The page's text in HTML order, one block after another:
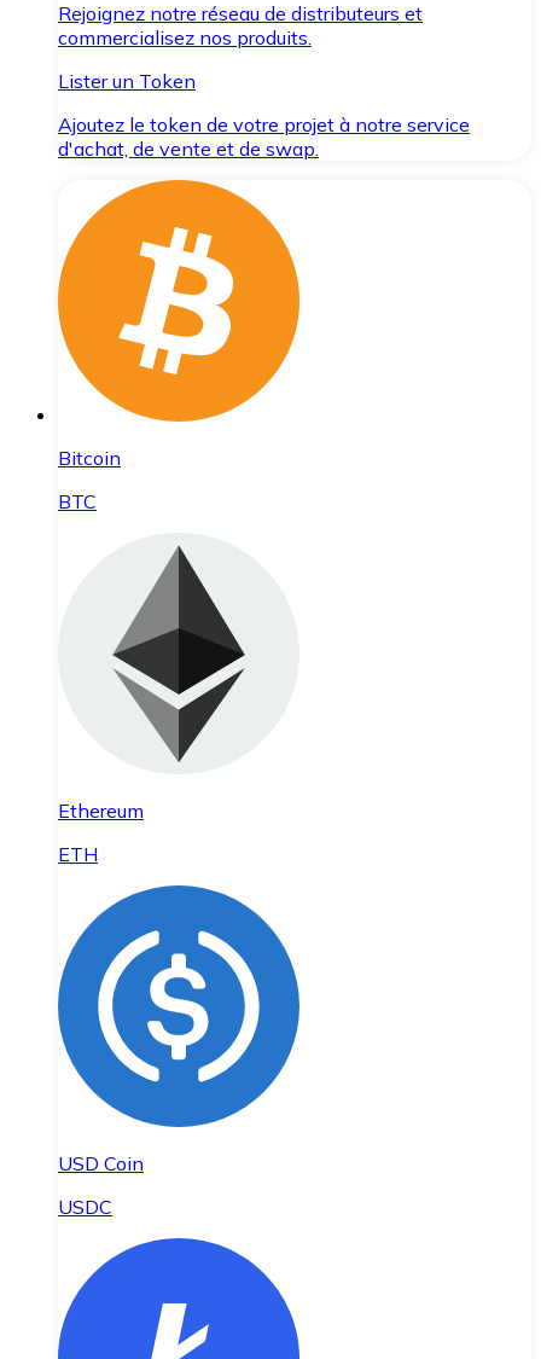
Rejoignez notre réseau de distributeurs et
commercialisez nos produits.
Lister un Token
Ajoutez le token de votre projet à notre service
d'achat, de vente et de swap.
Bitcoin
BTC
Ethereum
ETH
USD Coin
USDC